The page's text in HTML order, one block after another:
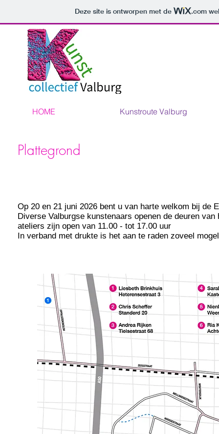
Deze site is ontworpen met de .com
HOME Kunstroute Valburg
Plattegrond
Op 20 en 21 juni 2026 bent u van harte welkom bij de
Diverse Valburgse kunstenaars openen de deuren van
ateliers zijn open van 11.00 - tot 17.00 uur
In verband met drukte is het aan te raden zoveel